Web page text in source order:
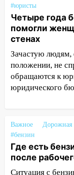
07:18
погода в
06:00
юристы
за плесень
05:00 Кому 6
22:58
ДТП с
#юристы
Четыре года
помогли
стенах
Зачастую людям,
положении, не
обращаются к
юридического
Важное Дорожная
#бензин
Где есть
после
Ситуация с